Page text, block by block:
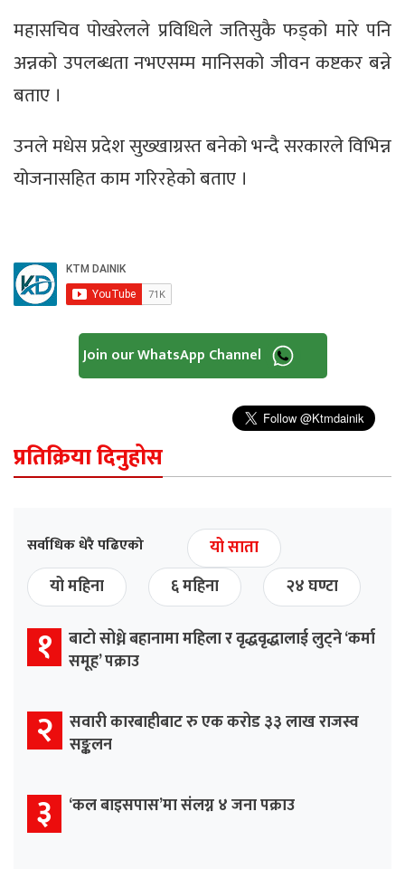
महासचिव पोखरेलले प्रविधिले जतिसुकै फड्को मारे पनि
अन्नको उपलब्धता नभएसम्म मानिसको जीवन कष्टकर बन्ने
बताए ।
उनले मधेस प्रदेश सुख्खाग्रस्त बनेको भन्दै सरकारले विभिन्न
योजनासहित काम गरिरहेको बताए ।
Join our WhatsApp Channel
प्रतिक्रिया दिनुहोस
सर्वाधिक धेरै पढिएको
यो साता
यो महिना
६ महिना २४ घण्टा
१
बाटो सोध्ने बहानामा महिला र वृद्धवृद्धालाई लुट्ने ‘कर्मा
समूह’ पक्राउ
२
सवारी कारबाहीबाट रु एक करोड ३३ लाख राजस्व
सङ्कलन
३ ‘कल बाइसपास’मा संलग्न ४ जना पक्राउ